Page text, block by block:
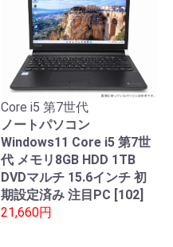
Core i5 第7世代
ノートパソコン
Windows11 Core i5 第7世
代 メモリ8GB HDD 1TB
DVDマルチ 15.6インチ 初
期設定済み 注目PC [102]
21,660円